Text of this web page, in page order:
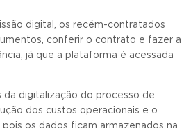
digital, os recém-contratados
conferir o contrato e fazer a
já que a plataforma é acessada
da digitalização do processo de
dos custos operacionais e o